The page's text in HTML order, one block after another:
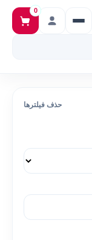
0
حذف فیلترها